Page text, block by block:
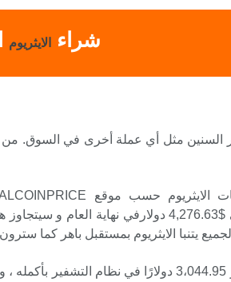
شراء الايثريوم
مر السنين مثل أي عملة أخرى في السوق.
يتنبا الايثريوم بمستقبل باهر كما